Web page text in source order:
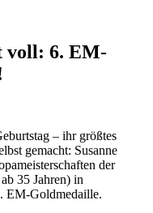
voll: 6. EM-
– ihr größtes
gemacht: Susanne
der
35 Jahren) in
EM-Goldmedaille.